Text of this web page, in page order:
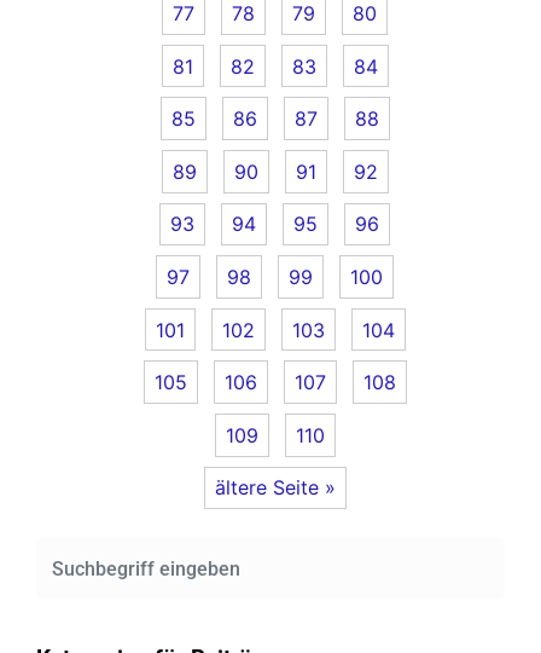
77 78 79 80
81 82 83 84
85 86 87 88
89 90 91 92
93 94 95 96
97 98 99 100
101 102 103 104
105 106 107 108
109 110
ältere Seite »